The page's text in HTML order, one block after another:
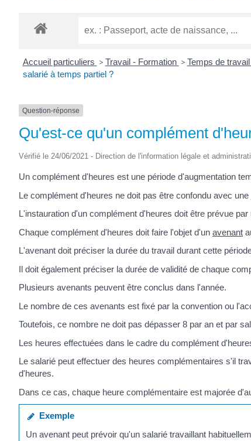
Accueil particuliers > Travail - Formation > Temps de
salarié à temps partiel ?
Question-réponse
Qu'est-ce qu'un complément
Vérifié le 24/06/2021 - Direction de l'information légale et
Un complément d'heures est une période d'augmentation
Le complément d'heures ne doit pas être confondu avec une
L'instauration d'un complément d'heures doit être prévue
Chaque complément d'heures doit faire l'objet d'un avenant
L'avenant doit préciser la durée du travail durant cette
Il doit également préciser la durée de validité de chaque
Plusieurs avenants peuvent être conclus dans l'année.
Le nombre de ces avenants est fixé par la convention ou
Toutefois, ce nombre ne doit pas dépasser 8 par an et par
Les heures effectuées dans le cadre du complément
Le salarié peut effectuer des heures complémentaires s'il
d'heures.
Dans ce cas, chaque heure complémentaire est majorée
Exemple
Un avenant peut prévoir qu'un salarié travaillant